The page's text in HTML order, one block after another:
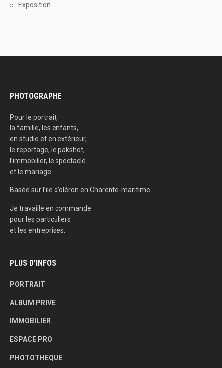
Exposition
PHOTOGRAPHE
Pour le portrait,
la famille, les enfants,
en studio et en extérieur,
le reportage, le pakshot,
l’immobilier, le spectacle
et le mariage
Basée sur l’ile d’oléron en Charente-maritime.
Je travaille en commande
pour les particuliers
et les entreprises.
PLUS D’INFOS
PORTRAIT
ALBUM PRIVE
IMMOBILIER
ESPACE PRO
PHOTOTHEQUE